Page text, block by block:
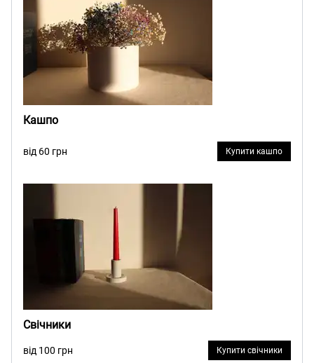
Кашпо
від 60 грн Купити кашпо
Свічники
від 100 грн Купити свічники